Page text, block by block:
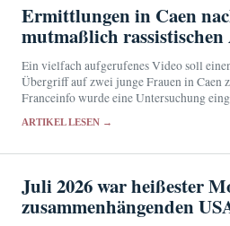
Ermittlungen in Caen
mutmaßlich
Ein vielfach aufgerufenes Video soll
Übergriff auf zwei junge Frauen in Caen
Franceinfo wurde eine Untersuchung
ARTIKEL LESEN →
Juli 2026 war heißester
zusammenhängenden